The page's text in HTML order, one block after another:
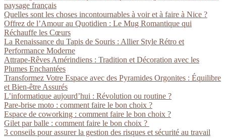
paysage français
Quelles sont les choses incontournables à voir et à faire à Nice ?
Offrez de l’Amour au Quotidien : Le Mug Romantique qui
Réchauffe les Cœurs
La Renaissance du Tapis de Souris : Allier Style Rétro et
Performance Moderne
Attrape-Rêves Amérindiens : Tradition et Décoration avec les
Plumes Enchantées
Transformez Votre Espace avec des Pyramides Orgonites : Équilibre
et Bien-être Assurés
L’informatique aujourd’hui : Révolution ou routine ?
Pare-brise moto : comment faire le bon choix ?
Espace de coworking : comment faire le bon choix ?
Gilet par balle : comment faire le bon choix ?
3 conseils pour assurer la gestion des risques et sécurité au travail